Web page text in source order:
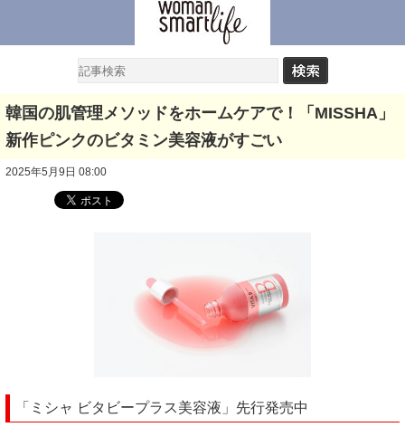
韓国の肌管理メソッドをホームケアで！「MISSHA」
新作ピンクのビタミン美容液がすごい
2025年5月9日 08:00
「ミシャ ビタビープラス美容液」先行発売中